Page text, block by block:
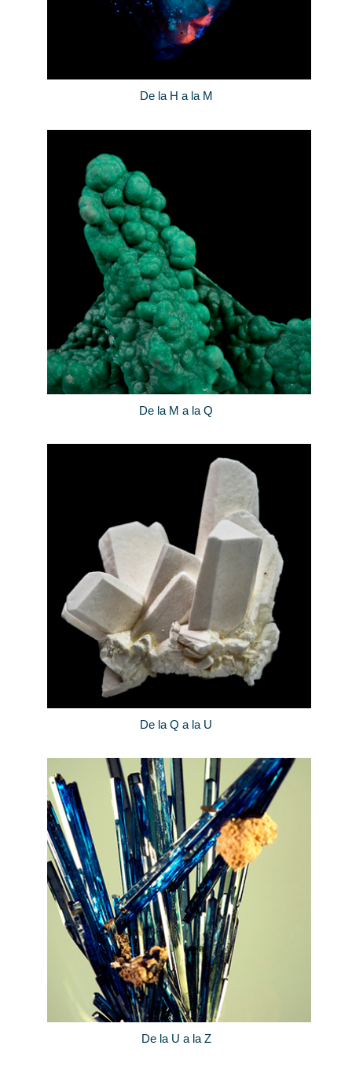
De la H a la M
De la M a la Q
De la Q a la U
De la U a la Z